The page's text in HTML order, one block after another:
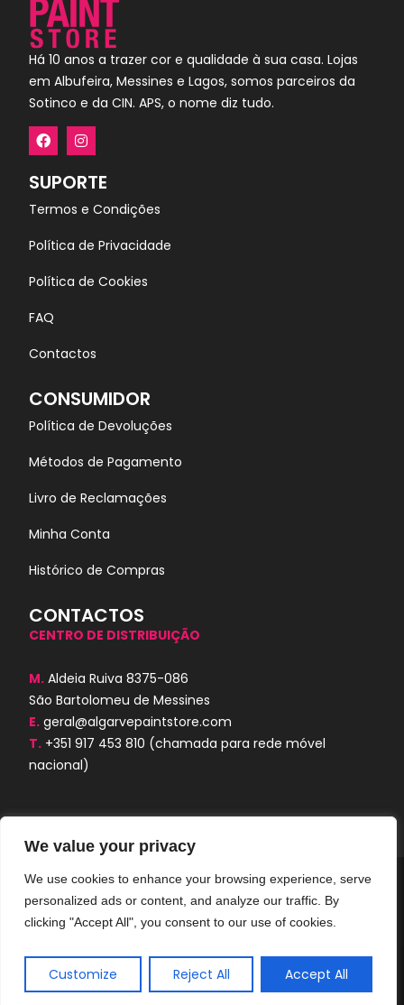
We value your privacy
We use cookies to enhance your browsing experience, serve
personalized ads or content, and analyze our traffic. By
clicking "Accept All", you consent to our use of cookies.
Customize Reject All Accept All
Há 10 anos a trazer cor e qualidade à sua casa. Lojas
em Albufeira, Messines e Lagos, somos parceiros da
Sotinco e da CIN. APS, o nome diz tudo.
SUPORTE
Termos e Condições
Política de Privacidade
Política de Cookies
FAQ
Contactos
CONSUMIDOR
Política de Devoluções
Métodos de Pagamento
Livro de Reclamações
Minha Conta
Histórico de Compras
CONTACTOS
CENTRO DE DISTRIBUIÇÃO
M. Aldeia Ruiva 8375-086
São Bartolomeu de Messines
E. geral@algarvepaintstore.com
T. +351 917 453 810 (chamada para rede móvel
nacional)
Algarve Paint Store © 2024. Todos os
direitos reservados. Desenvolvido por
AORUBRO.PT